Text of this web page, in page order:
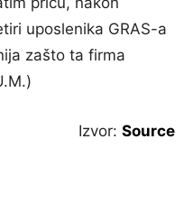
uposlenika GRAS-a
zašto ta firma
Izvor: Source